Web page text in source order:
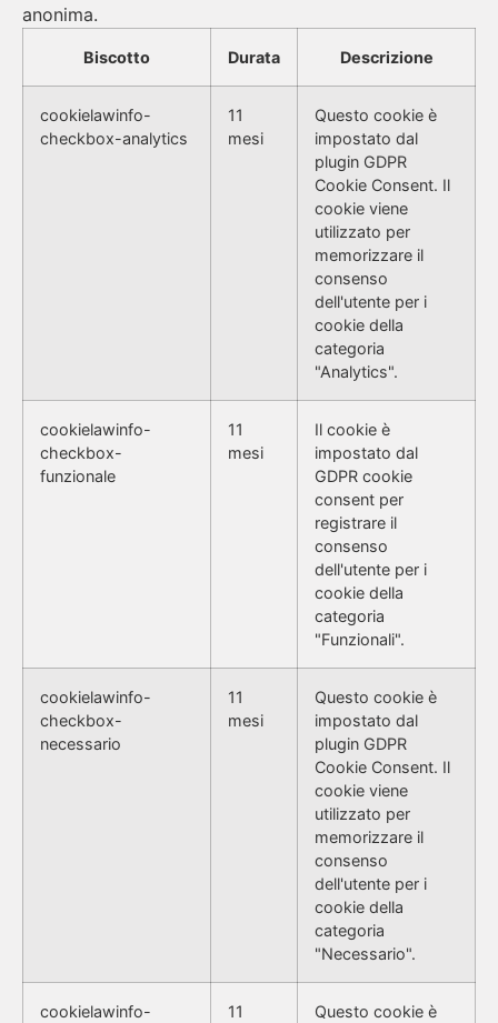
anonima.
Biscotto Durata Descrizione
cookielawinfo-
checkbox-analytics
11
mesi
Questo cookie è
impostato dal
plugin GDPR
Cookie Consent. Il
cookie viene
utilizzato per
memorizzare il
consenso
dell'utente per i
cookie della
categoria
"Analytics".
cookielawinfo-
checkbox-
funzionale
11
mesi
Il cookie è
impostato dal
GDPR cookie
consent per
registrare il
consenso
dell'utente per i
cookie della
categoria
"Funzionali".
cookielawinfo-
checkbox-
necessario
11
mesi
Questo cookie è
impostato dal
plugin GDPR
Cookie Consent. Il
cookie viene
utilizzato per
memorizzare il
consenso
dell'utente per i
cookie della
categoria
"Necessario".
cookielawinfo-
11
Questo cookie è